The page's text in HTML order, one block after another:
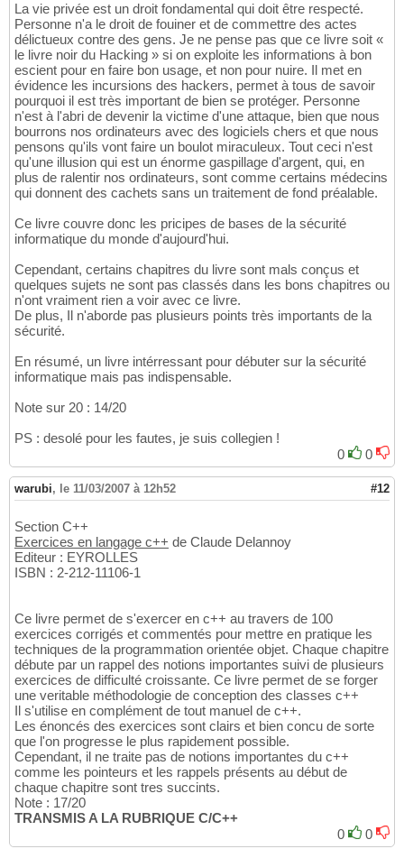
La vie privée est un droit fondamental qui doit être respecté.
Personne n'a le droit de fouiner et de commettre des actes
délictueux contre des gens. Je ne pense pas que ce livre soit «
le livre noir du Hacking » si on exploite les informations à bon
escient pour en faire bon usage, et non pour nuire. Il met en
évidence les incursions des hackers, permet à tous de savoir
pourquoi il est très important de bien se protéger. Personne
n'est à l'abri de devenir la victime d'une attaque, bien que nous
bourrons nos ordinateurs avec des logiciels chers et que nous
pensons qu'ils vont faire un boulot miraculeux. Tout ceci n'est
qu'une illusion qui est un énorme gaspillage d'argent, qui, en
plus de ralentir nos ordinateurs, sont comme certains médecins
qui donnent des cachets sans un traitement de fond préalable.
Ce livre couvre donc les pricipes de bases de la sécurité
informatique du monde d'aujourd'hui.
Cependant, certains chapitres du livre sont mals conçus et
quelques sujets ne sont pas classés dans les bons chapitres ou
n'ont vraiment rien a voir avec ce livre.
De plus, Il n'aborde pas plusieurs points très importants de la
sécurité.
En résumé, un livre intérressant pour débuter sur la sécurité
informatique mais pas indispensable.
Note sur 20 : 14/20
PS : desolé pour les fautes, je suis collegien !
0
0
warubi, le 11/03/2007 à 12h52 #12
Section C++
Exercices en langage c++ de Claude Delannoy
Editeur : EYROLLES
ISBN : 2-212-11106-1
Ce livre permet de s'exercer en c++ au travers de 100
exercices corrigés et commentés pour mettre en pratique les
techniques de la programmation orientée objet. Chaque chapitre
débute par un rappel des notions importantes suivi de plusieurs
exercices de difficulté croissante. Ce livre permet de se forger
une veritable méthodologie de conception des classes c++
Il s'utilise en complément de tout manuel de c++.
Les énoncés des exercices sont clairs et bien concu de sorte
que l'on progresse le plus rapidement possible.
Cependant, il ne traite pas de notions importantes du c++
comme les pointeurs et les rappels présents au début de
chaque chapitre sont tres succints.
Note : 17/20
TRANSMIS A LA RUBRIQUE C/C++
0
0